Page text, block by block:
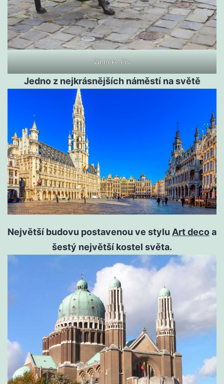
Zinneke Pis
Jedno z nejkrásnějších náměstí na světě
Největší budovu postavenou ve stylu Art decoa
šestý největší kostel světa.